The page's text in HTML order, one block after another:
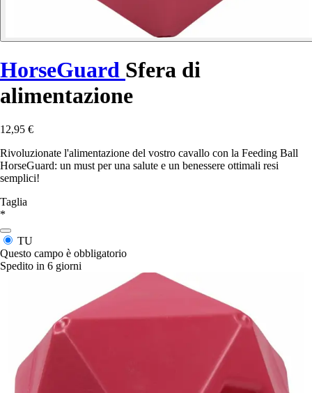
HorseGuard Sfera di
alimentazione
12,95 €
Rivoluzionate l'alimentazione del vostro cavallo con la Feeding Ball
HorseGuard: un must per una salute e un benessere ottimali resi
semplici!
Taglia
*
TU
Questo campo è obbligatorio
Spedito in 6 giorni